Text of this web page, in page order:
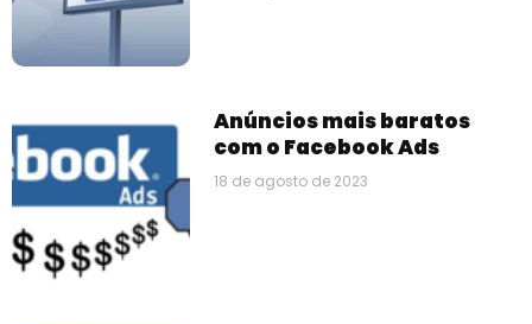
Anúncios mais baratos
com o Facebook Ads
18 de agosto de 2023